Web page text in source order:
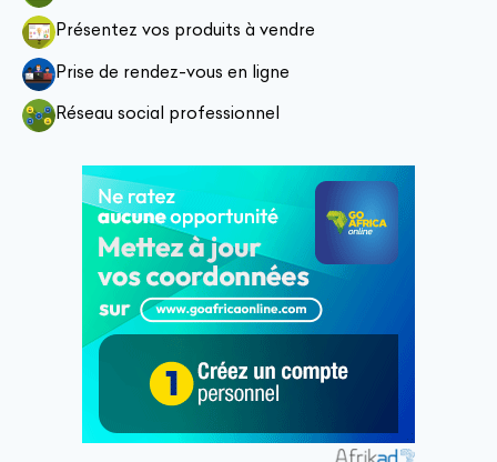
Présentez vos produits à vendre
Prise de rendez-vous en ligne
Réseau social professionnel